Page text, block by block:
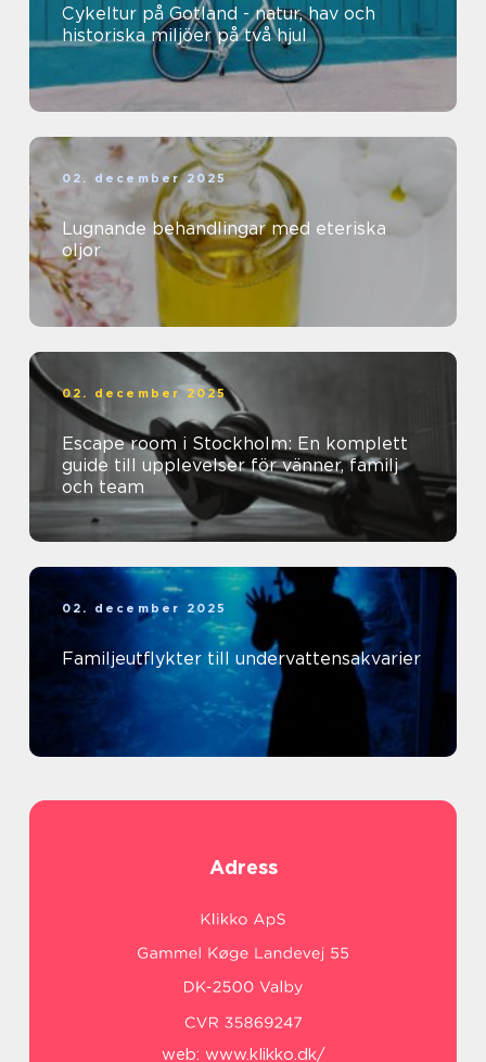
Cykeltur på Gotland - natur, hav och
historiska miljöer på två hjul
02. december 2025
Lugnande behandlingar med eteriska
oljor
02. december 2025
Escape room i Stockholm: En komplett
guide till upplevelser för vänner, familj
och team
02. december 2025
Familjeutflykter till undervattensakvarier
Adress
web: www.klikko.dk/